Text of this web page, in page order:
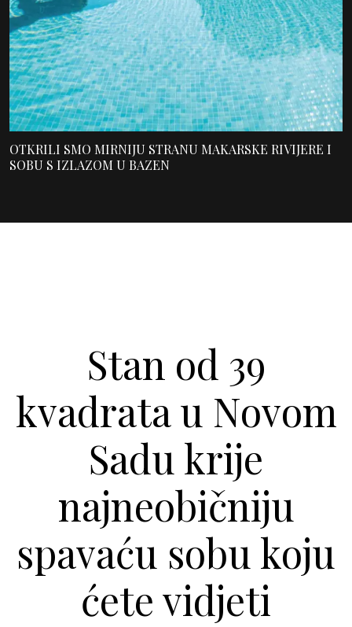
OTKRILI SMO MIRNIJU STRANU MAKARSKE RIVIJERE I
SOBU S IZLAZOM U BAZEN
Stan od 39
kvadrata u Novom
Sadu krije
najneobičniju
spavaću sobu koju
ćete vidjeti